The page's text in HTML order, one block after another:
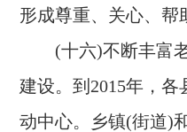
形成尊重、关心、帮
(十六)不断丰富
建设。到 2015年，各
动中心。乡镇(街道)